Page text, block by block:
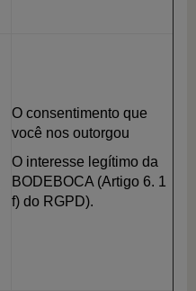
O consentimento que
você nos outorgou
O interesse legítimo da
BODEBOCA (Artigo 6. 1
f) do RGPD).